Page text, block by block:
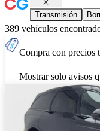
Transmisión
389 vehículos
Compra con precios
Mostrar solo avisos